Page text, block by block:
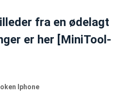
fra en ødelagt
er her [MiniTool-
Iphone